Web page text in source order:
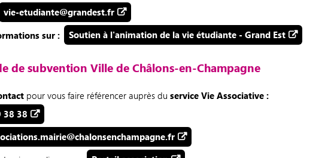
vie-etudiante@grandest.fr
sur :
Soutien à l'animation de la vie étudiante - Grand Est
de subvention Ville de Châlons-en-Champagne
pour vous faire référencer auprès duservice Vie Associative :
38 38